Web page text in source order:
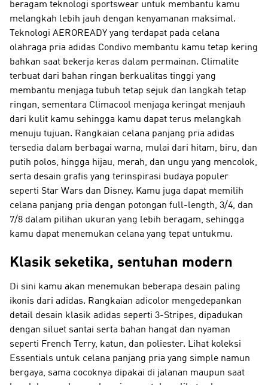
beragam teknologi sportswear untuk membantu kamu
melangkah lebih jauh dengan kenyamanan maksimal.
Teknologi AEROREADY yang terdapat pada celana
olahraga pria adidas Condivo membantu kamu tetap kering
bahkan saat bekerja keras dalam permainan. Climalite
terbuat dari bahan ringan berkualitas tinggi yang
membantu menjaga tubuh tetap sejuk dan langkah tetap
ringan, sementara Climacool menjaga keringat menjauh
dari kulit kamu sehingga kamu dapat terus melangkah
menuju tujuan. Rangkaian celana panjang pria adidas
tersedia dalam berbagai warna, mulai dari hitam, biru, dan
putih polos, hingga hijau, merah, dan ungu yang mencolok,
serta desain grafis yang terinspirasi budaya populer
seperti Star Wars dan Disney. Kamu juga dapat memilih
celana panjang pria dengan potongan full-length, 3/4, dan
7/8 dalam pilihan ukuran yang lebih beragam, sehingga
kamu dapat menemukan celana yang tepat untukmu.
Klasik seketika, sentuhan modern
Di sini kamu akan menemukan beberapa desain paling
ikonis dari adidas. Rangkaian adicolor mengedepankan
detail desain klasik adidas seperti 3-Stripes, dipadukan
dengan siluet santai serta bahan hangat dan nyaman
seperti French Terry, katun, dan poliester. Lihat koleksi
Essentials untuk celana panjang pria yang simple namun
bergaya, sama cocoknya dipakai di jalanan maupun saat